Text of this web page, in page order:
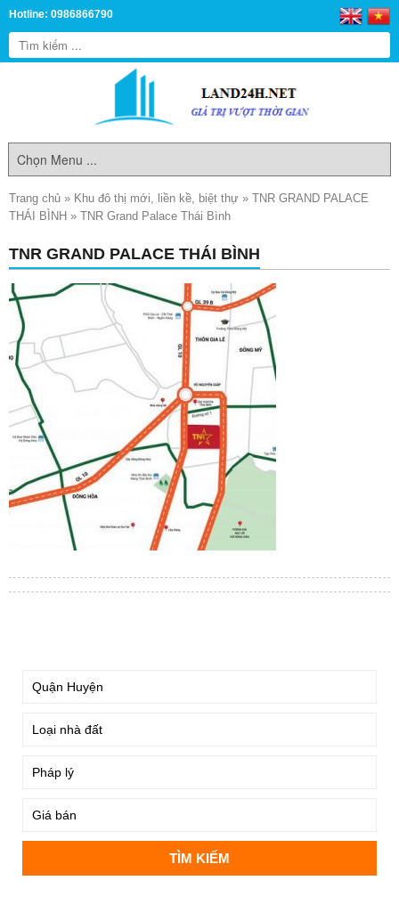
Hotline: 0986866790
Trang chủ » Khu đô thị mới, liền kề, biệt thự » TNR GRAND PALACE
THÁI BÌNH » TNR Grand Palace Thái Bình
TNR GRAND PALACE THÁI BÌNH